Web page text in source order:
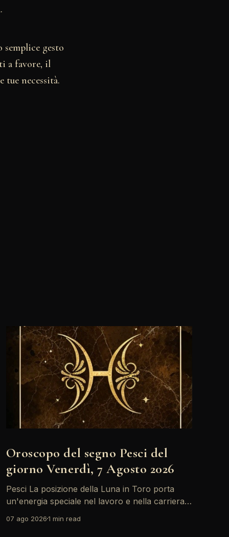
gesto
a favore, il
tue necessità.
Oroscopo del segno Pesci del
giorno Venerdì, 7 Agosto 2026
Pesci La posizione della Luna in Toro porta
un'energia speciale nel lavoro e nella carriera.
Coeli, ci sono buone opportunità per brillare e
07 ago 20261 min read